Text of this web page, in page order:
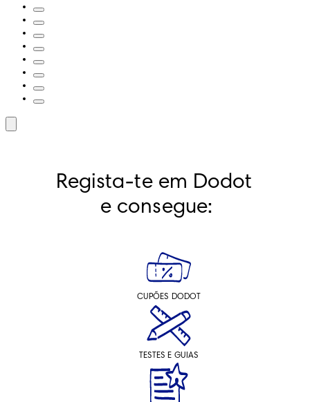
Regista-te em Dodot
e consegue:
CUPÕES DODOT
TESTES E GUIAS